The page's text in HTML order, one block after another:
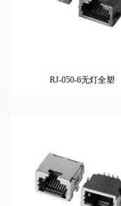
RJ-050-6无灯全塑